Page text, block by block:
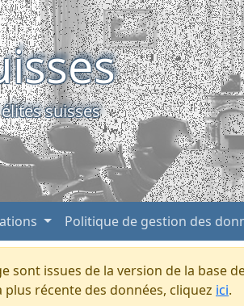
suisses
Politique de gestion des
sont issues de la version de la base
récente des données, cliquez ici.